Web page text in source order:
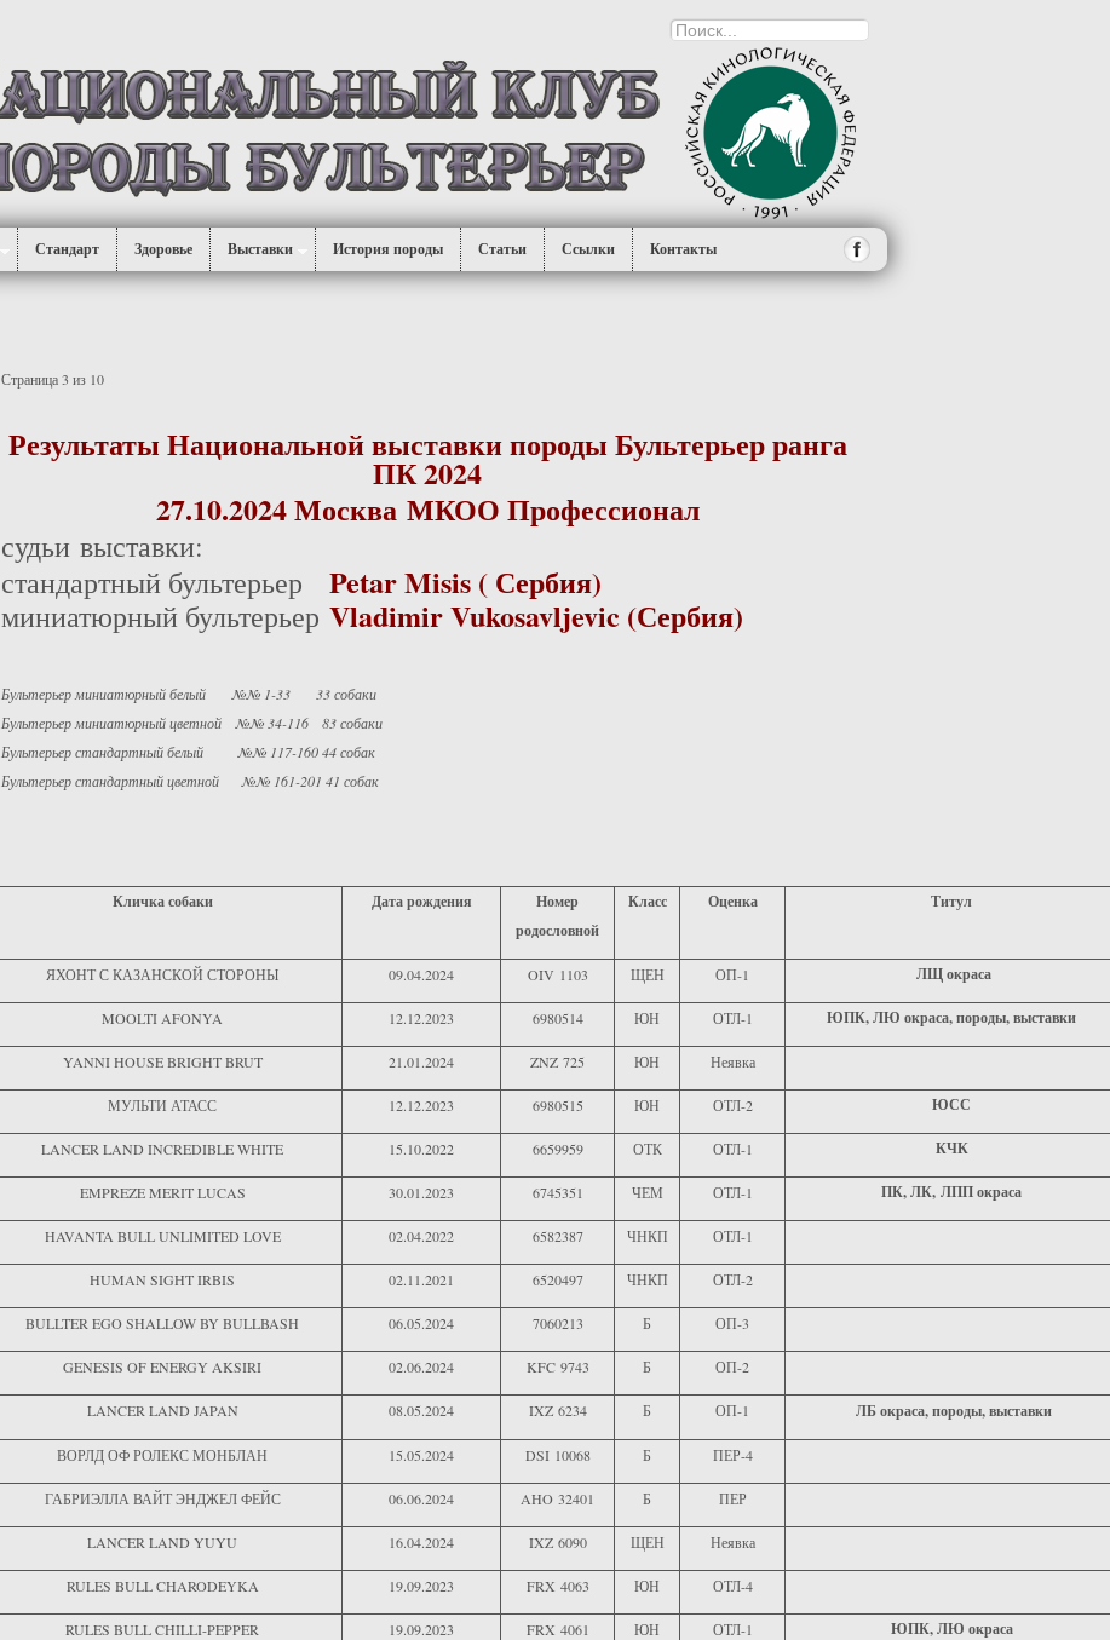
Стандарт Здоровье Выставки История породы Статьи Ссылки Контакты
Страница 3 из 10
Результаты Национальной выставки породы Бультерьер ранга
ПК 2024
27.10.2024 Москва МКОО Профессионал
судьи выставки:
стандартный бультерьер
Petar Misis ( Сербия)
миниатюрный бультерьер Vladimir Vukosavljevic (Сербия)
Бультерьер миниатюрный белый №№ 1-33 33 собаки
Бультерьер миниатюрный цветной №№ 34-116 83 собаки
Бультерьер стандартный белый №№ 117-160 44 собак
Бультерьер стандартный цветной №№ 161-201 41 собак
Кличка собаки Дата рождения
Номер
родословной
Класс Оценка Титул
ЯХОНТ С КАЗАНСКОЙ СТОРОНЫ 09.04.2024 OIV 1103 ЩЕН ОП-1 ЛЩ окраса
MOOLTI AFONYA 12.12.2023 6980514 ЮН ОТЛ-1 ЮПК, ЛЮ окраса, породы, выставки
YANNI HOUSE BRIGHT BRUT 21.01.2024 ZNZ 725 ЮН Неявка
МУЛЬТИ АТАСС 12.12.2023 6980515 ЮН ОТЛ-2 ЮСС
LANCER LAND INCREDIBLE WHITE 15.10.2022 6659959 ОТК ОТЛ-1 КЧК
EMPREZE MERIT LUCAS 30.01.2023 6745351 ЧЕМ ОТЛ-1 ПК, ЛК, ЛПП окраса
HAVANTA BULL UNLIMITED LOVE 02.04.2022 6582387 ЧНКП ОТЛ-1
HUMAN SIGHT IRBIS 02.11.2021 6520497 ЧНКП ОТЛ-2
BULLTER EGO SHALLOW BY BULLBASH 06.05.2024 7060213 Б ОП-3
GENESIS OF ENERGY AKSIRI 02.06.2024 KFC 9743 Б ОП-2
LANCER LAND JAPAN 08.05.2024 IXZ 6234 Б ОП-1 ЛБ окраса, породы, выставки
ВОРЛД ОФ РОЛЕКС МОНБЛАН 15.05.2024 DSI 10068 Б ПЕР-4
ГАБРИЭЛЛА ВАЙТ ЭНДЖЕЛ ФЕЙС 06.06.2024 AHO 32401 Б ПЕР
LANCER LAND YUYU 16.04.2024 IXZ 6090 ЩЕН Неявка
RULES BULL CHARODEYKA 19.09.2023 FRX 4063 ЮН ОТЛ-4
RULES BULL CHILLI-PEPPER 19.09.2023 FRX 4061 ЮН ОТЛ-1 ЮПК, ЛЮ окраса